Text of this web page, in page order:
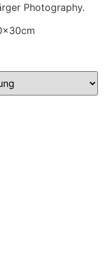
Photography.